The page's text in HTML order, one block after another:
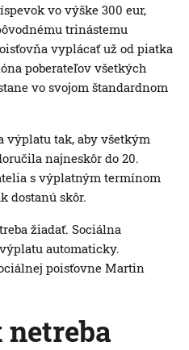
vo výške 300 eur,
trinástemu
vyplácať už od piatka
poberateľov všetkých
vo svojom štandardnom
výplatu tak, aby všetkým
najneskôr do 20.
s výplatným termínom
dostanú skôr.
žiadať. Sociálna
automaticky.
poisťovne Martin